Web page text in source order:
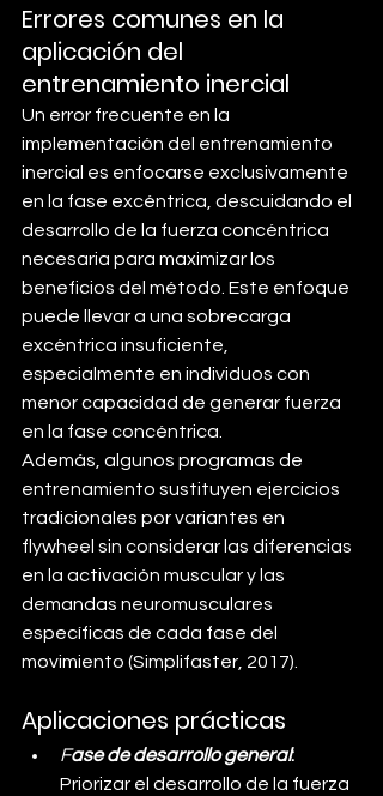
Errores comunes en la
aplicación del
entrenamiento inercial
Un error frecuente en la
implementación del entrenamiento
inercial es enfocarse exclusivamente
en la fase excéntrica, descuidando el
desarrollo de la fuerza concéntrica
necesaria para maximizar los
beneficios del método. Este enfoque
puede llevar a una sobrecarga
excéntrica insuficiente,
especialmente en individuos con
menor capacidad de generar fuerza
en la fase concéntrica.
Además, algunos programas de
entrenamiento sustituyen ejercicios
tradicionales por variantes en
flywheel sin considerar las diferencias
en la activación muscular y las
demandas neuromusculares
específicas de cada fase del
movimiento (Simplifaster, 2017).
Aplicaciones prácticas
Fase de desarrollo general:
Priorizar el desarrollo de la fuerza